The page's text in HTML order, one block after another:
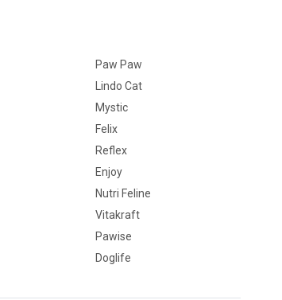
Paw Paw
Lindo Cat
Mystic
Felix
Reflex
Enjoy
Nutri Feline
Vitakraft
Pawise
Doglife